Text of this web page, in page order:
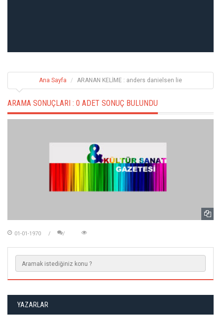
Ana Sayfa ARANAN KELİME : anders danielsen lie
ARAMA SONUÇLARI : 0 ADET SONUÇ BULUNDU
01-01-1970
YAZARLAR